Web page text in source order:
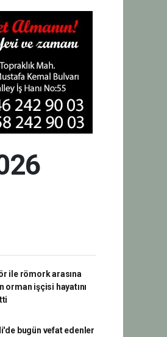
ile römork arasına
orman işçisi hayatını
bugün vefat edenler